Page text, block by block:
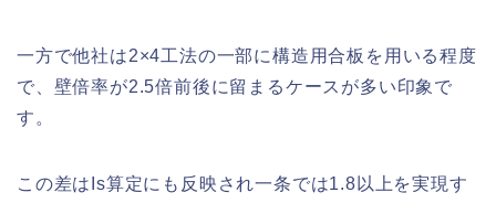
一方で他社は2×4工法の一部に構造用合板を用いる程度
で、壁倍率が2.5倍前後に留まるケースが多い印象で
す。
この差はIs算定にも反映され一条では1.8以上を実現す